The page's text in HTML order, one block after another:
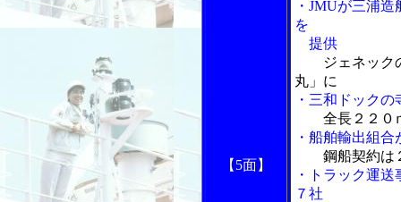
【5面】
・JMUが三浦
を
提供
ジェネック
丸」に
・三和ドック
全長２２０
・船舶輸出組
鋼船契約は
・トラック運
７社